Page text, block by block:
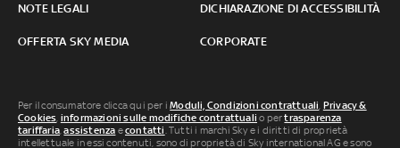
NOTE LEGALI DICHIARAZIONE DI ACCESSIBILITÀ
OFFERTA SKY MEDIA CORPORATE
Per il consumatore clicca qui per iModuli, Condizioni contrattuali Privacy &
Cookies informazioni sulle modifiche contrattuali o pertrasparenza
tariffaria ,assistenza econtatti . Tutti i marchi Sky e i diritti di proprietà
intellettuale in essi contenuti, sono di proprietà di Sky international AG e sono